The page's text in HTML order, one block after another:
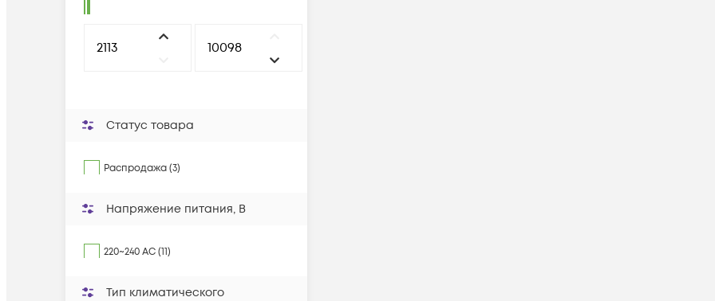
Статус товара
Распродажа (3)
Нaпряжение питания, В
220~240 AC (11)
Тип климатического